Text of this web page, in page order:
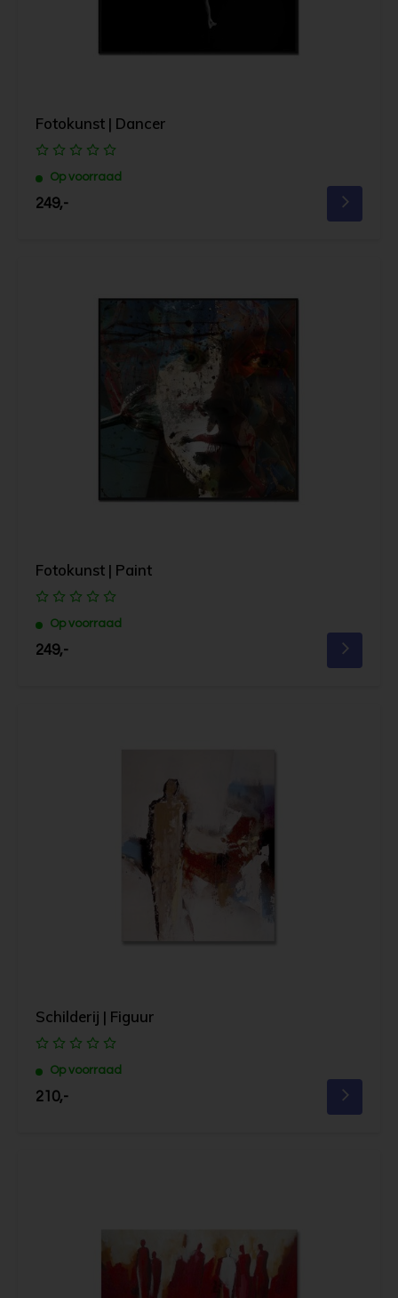
Fotokunst | Dancer
Op voorraad
249,-
Fotokunst | Paint
Op voorraad
249,-
Schilderij | Figuur
Op voorraad
210,-